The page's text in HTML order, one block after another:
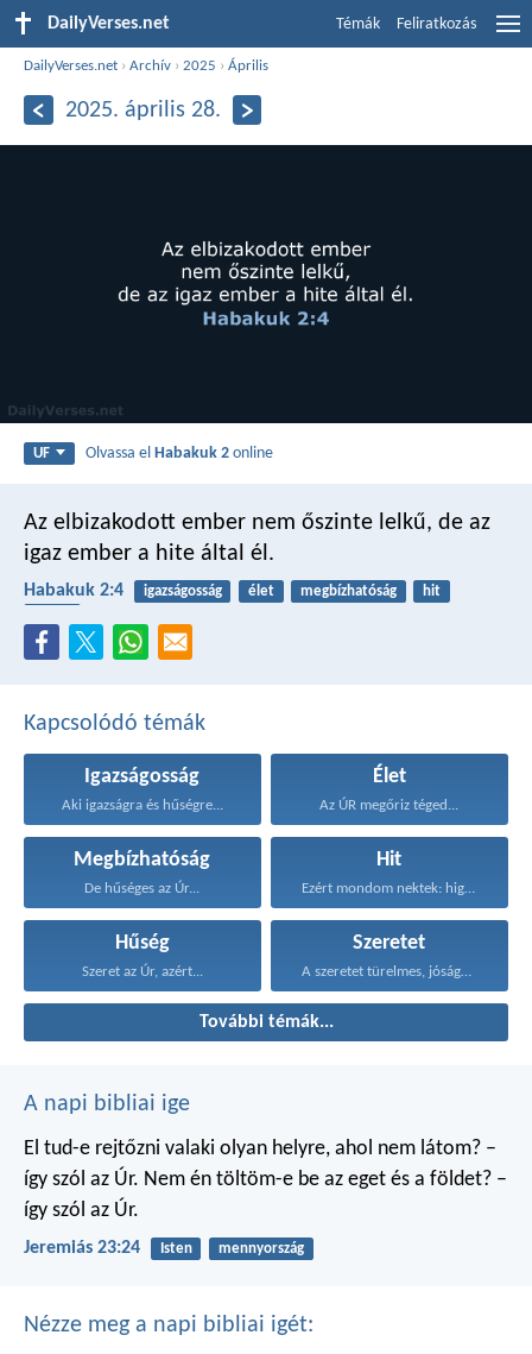
DailyVerses.net Témák Feliratkozás
DailyVerses.net ›Archív ›2025 ›Április
2025. április 28.
UF Olvassa elHabakuk 2 online
Az elbizakodott ember nem őszinte lelkű, de az
igaz ember a hite által él.
Habakuk 2:4 igazságosság élet megbízhatóság
hit
Kapcsolódó témák
Igazságosság
Aki igazságra és hűségre...
Élet
Az ÚR megőriz téged...
Megbízhatóság
De hűséges az Úr...
Hit
Ezért mondom nektek: higgyétek...
Hűség
Szeret az Úr, azért...
Szeretet
A szeretet türelmes, jóságos...
További témák...
A napi bibliai ige
El tud-e rejtőzni valaki olyan helyre, ahol nem látom? –
így szól az Úr. Nem én töltöm-e be az eget és a földet? –
így szól az Úr.
Jeremiás 23:24 Isten mennyország
Nézze meg a napi bibliai igét: